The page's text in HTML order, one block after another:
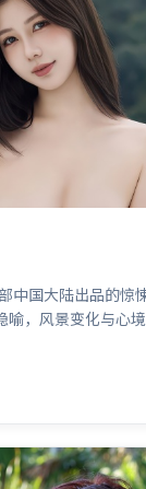
中国大陆出品的惊
喻，风景变化与心
情绪释放与主题回
，赵丽颖、段奕宏
年1月1日（中国